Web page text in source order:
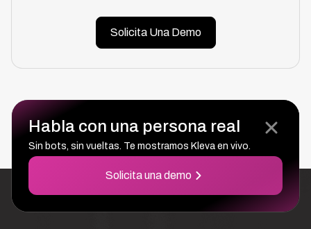
Solicita Una Demo
SEGUIR LEYENDO
Habla con una persona real
Sin bots, sin vueltas. Te mostramos Kleva en vivo.
Solicita una demo